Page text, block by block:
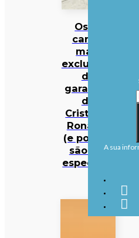
Os 10
carros
mais
exclusivos
da
garagem
de
Cristiano
Ronaldo
(e porque
são tão
especiais)
A sua